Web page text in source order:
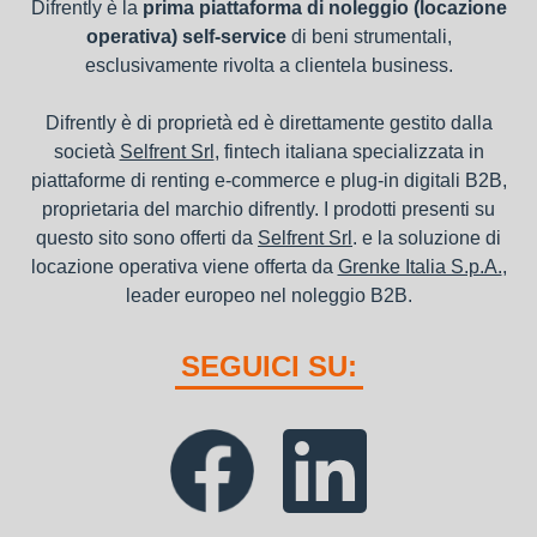
Difrently è la prima piattaforma di noleggio (locazione
operativa) self-servicedi beni strumentali,
esclusivamente rivolta a clientela business.
Difrently è di proprietà ed è direttamente gestito dalla
società Selfrent Srl , fintech italiana specializzata in
piattaforme di renting e-commerce e plug-in digitali B2B,
proprietaria del marchio difrently. I prodotti presenti su
questo sito sono offerti da Selfrent Srl . e la soluzione di
locazione operativa viene offerta da Grenke Italia S.p.A.,
leader europeo nel noleggio B2B.
SEGUICI SU: